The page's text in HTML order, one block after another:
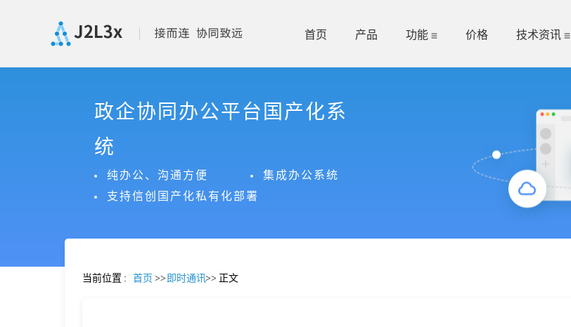
首页 产品 功能 价格 技术资讯
政企协同办公平台国产化系
统
纯办公、沟通方便
集成办公系统
支持信创国产化私有化部署
当前位置 : 首页 >> 即时通讯>> 正文